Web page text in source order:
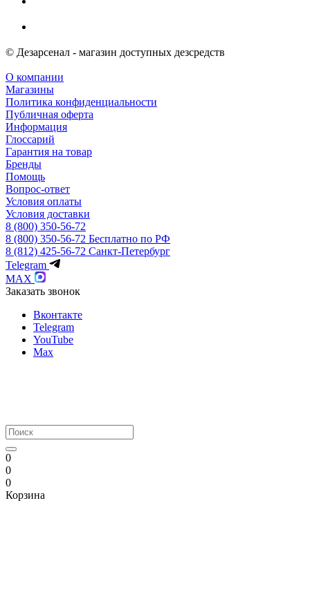
© Дезарсенал - магазин доступных дезсредств
О компании
Магазины
Политика конфиденциальности
Публичная оферта
Информация
Глоссарий
Гарантия на товар
Бренды
Помощь
Вопрос-ответ
Условия оплаты
Условия доставки
8 (800) 350-56-72
8 (800) 350-56-72 Бесплатно по РФ
8 (812) 425-56-72 Санкт-Петербург
Telegram
MAX
Заказать звонок
Вконтакте
Telegram
YouTube
Max
0
0
0
Корзина